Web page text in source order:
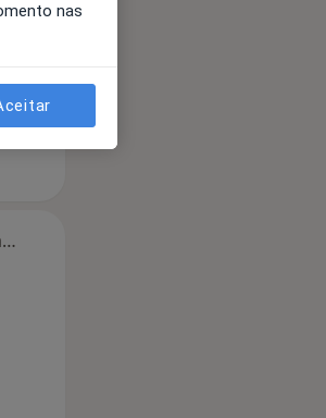
Segunda-feira
nas